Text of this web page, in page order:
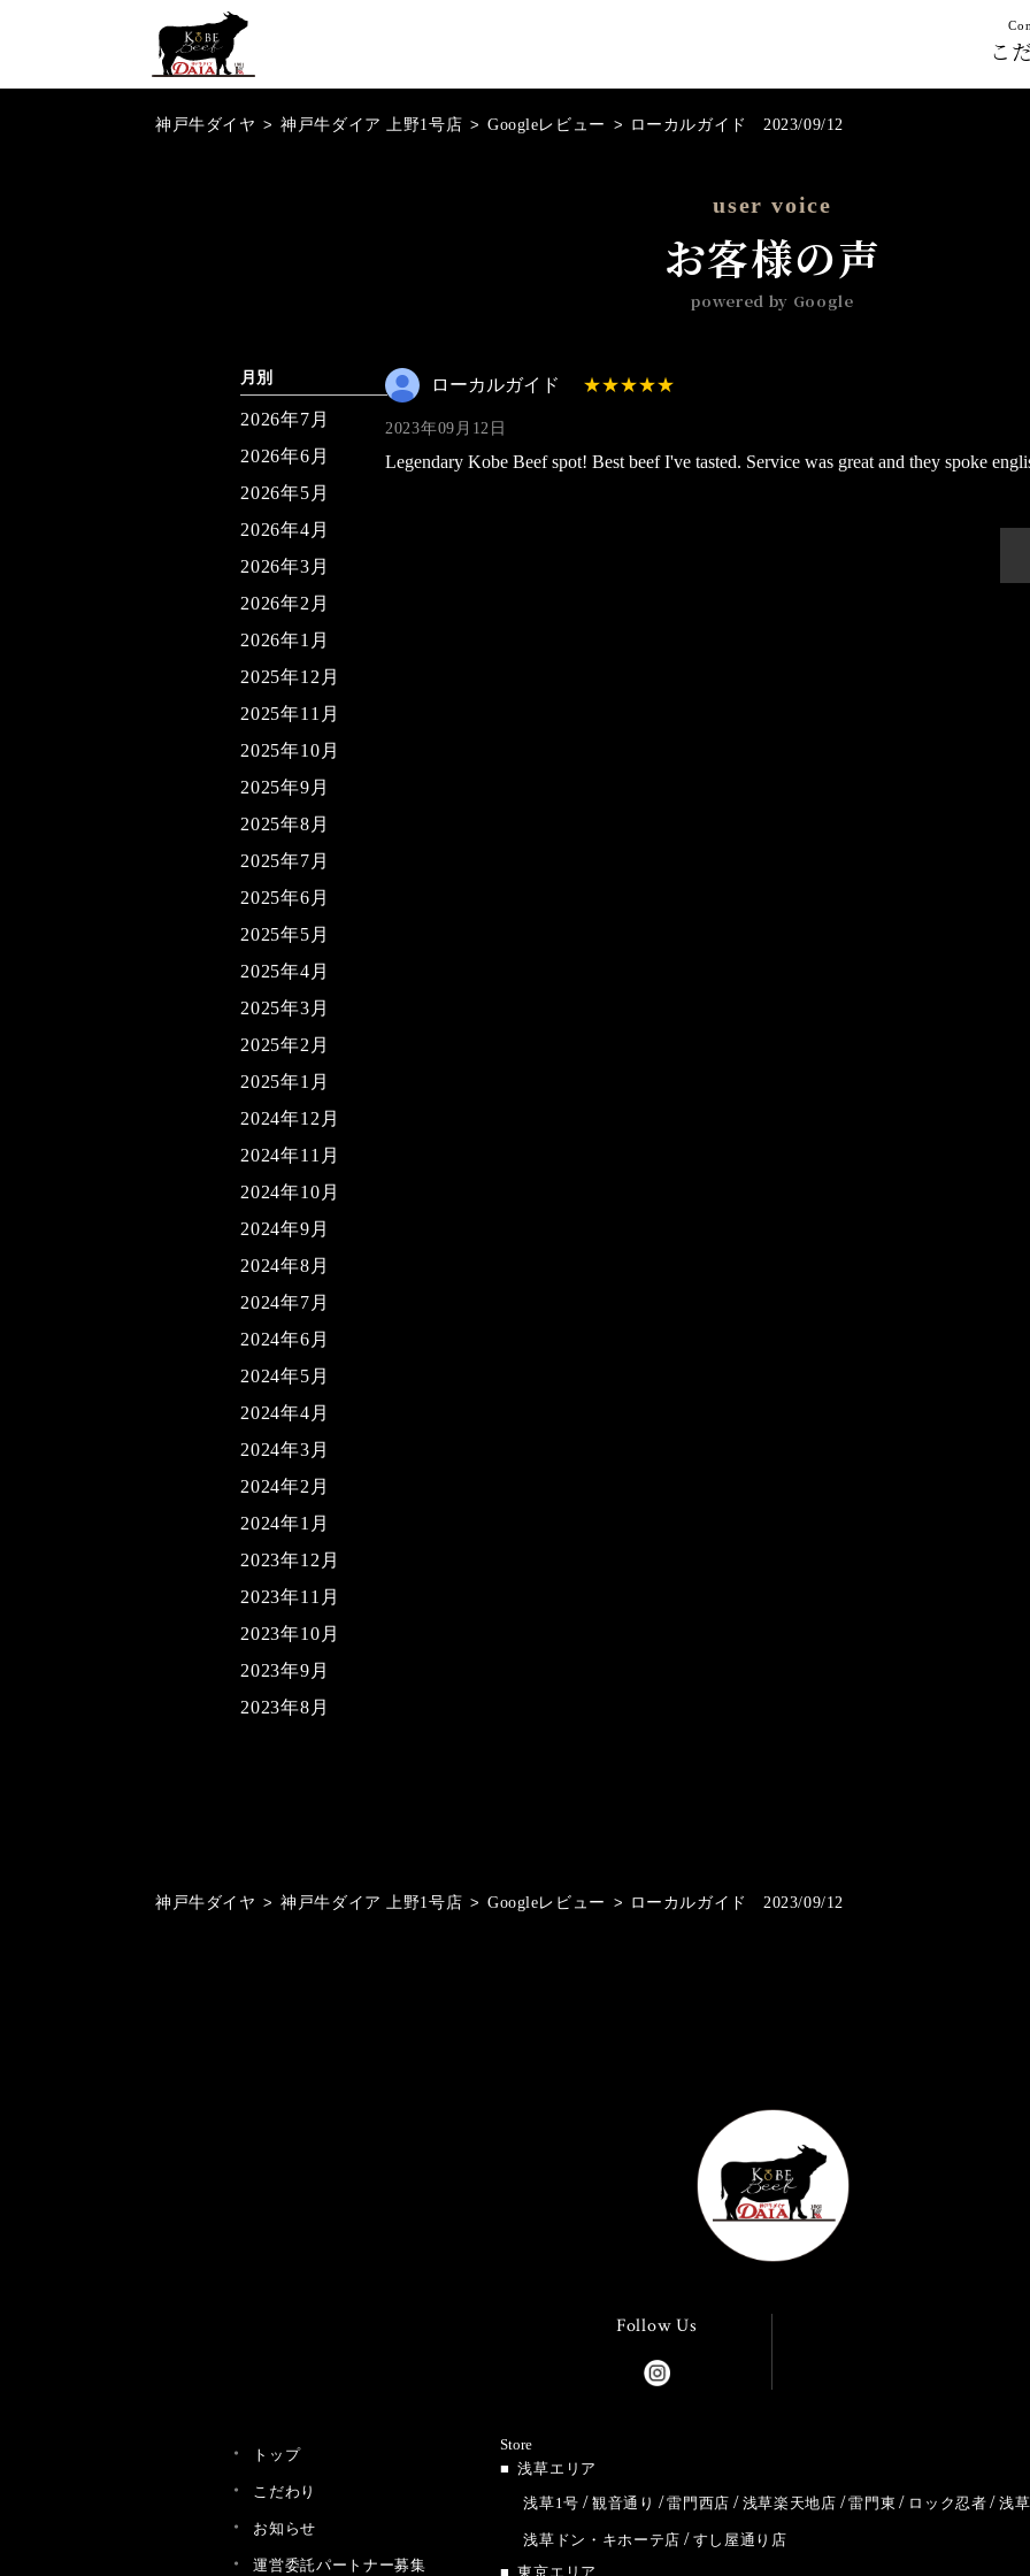
こ
神戸牛ダイヤ > 神戸牛ダイア 上野1号店 > Googleレビュー > ローカルガイド 2023/09/12
user voice
お客様の声
powered by Google
ローカルガイド
2023年09月12日
Legendary Kobe Beef spot! Best beef I've tasted. Service was great and they spoke
月別
2026年7月
2026年6月
2026年5月
2026年4月
2026年3月
2026年2月
2026年1月
2025年12月
2025年11月
2025年10月
2025年9月
2025年8月
2025年7月
2025年6月
2025年5月
2025年4月
2025年3月
2025年2月
2025年1月
2024年12月
2024年11月
2024年10月
2024年9月
2024年8月
2024年7月
2024年6月
2024年5月
2024年4月
2024年3月
2024年2月
2024年1月
2023年12月
2023年11月
2023年10月
2023年9月
2023年8月
神戸牛ダイヤ > 神戸牛ダイア 上野1号店 > Googleレビュー > ローカルガイド 2023/09/12
Follow Us
トップ
こだわり
お知らせ
運営委託パートナー募集
Store
浅草エリア
浅草1号
観音通り 雷門西店 浅草楽天地店 雷門東 ロック忍者 浅
浅草ドン・キホーテ店
すし屋通り店
東京エリア